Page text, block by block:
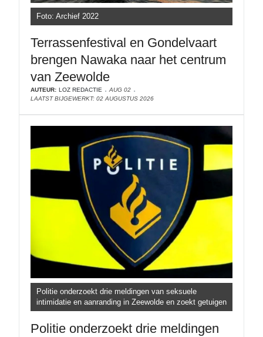
Foto: Archief 2022
Terrassenfestival en Gondelvaart
brengen Nawaka naar het centrum
van Zeewolde
AUTEUR: LOZ REDACTIE
AUG 02
LAATST BIJGEWERKT: 02 AUGUSTUS 2026
Politie onderzoekt drie meldingen van seksuele
intimidatie en aanranding in Zeewolde en zoekt getuigen
Politie onderzoekt drie meldingen